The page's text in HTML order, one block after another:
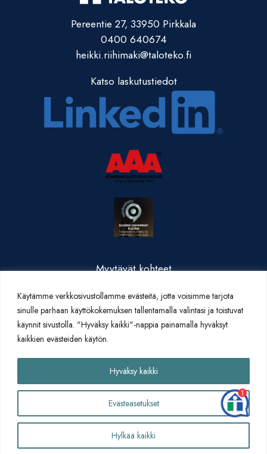
Käytämme verkkosivustollamme evästeitä, jotta voisimme tarjota
sinulle parhaan käyttökokemuksen tallentamalla valintasi ja toistuvat
käynnit sivustolla. "Hyväksy kaikki"-nappia painamalla hyväksyt
kaikkien evästeiden käytön.
Evästeasetukset
Hylkää kaikki
Hyväksy kaikki
Pereentie 27, 33950 Pirkkala
0400 640674
heikki.riihimaki@taloteko.fi
Katso laskutustiedot
Myytävät kohteet
Yritysesittely
Yhteystiedot
Artikkelit
Tietosuojaseloste